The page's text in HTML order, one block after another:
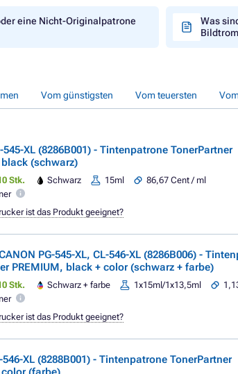
eine Nicht-Originalpatrone
Was
Vom günstigsten Vom teuersten
545-XL (8286B001) - Tintenpatrone TonerPartner
black (schwarz)
Stk. Schwarz 15ml
86,67 Cent / ml
ist das Produkt geeignet?
PG-545-XL, CL-546-XL (8286B006) -
PREMIUM, black + color (schwarz + farbe)
Stk. Schwarz + farbe 1x15ml/1x13,5ml
ist das Produkt geeignet?
546-XL (8288B001) - Tintenpatrone TonerPartner